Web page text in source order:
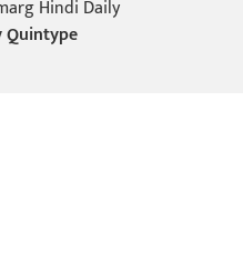
Hindi Daily
Quintype